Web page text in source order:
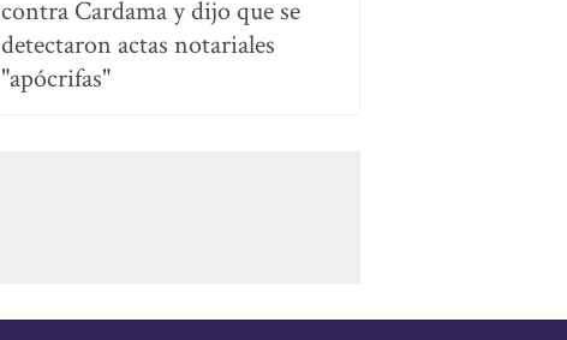
contra Cardama y dijo que se
detectaron actas notariales
"apócrifas"